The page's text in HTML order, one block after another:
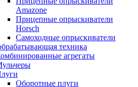
Amazone
Прицепные опрыскиватели
Horsch
Самоходные опрыскиватели
техника
агрегаты
Оборотные плуги